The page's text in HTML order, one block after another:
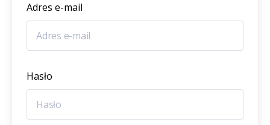
Adres e-mail
Hasło